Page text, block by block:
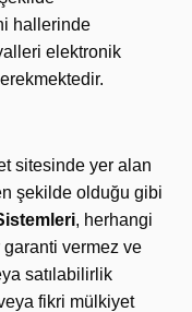
hallerinde
elektronik
sitesinde yer alan
şekilde olduğu gibi
, herhangi
vermez ve
satılabilirlik
fikri mülkiyet